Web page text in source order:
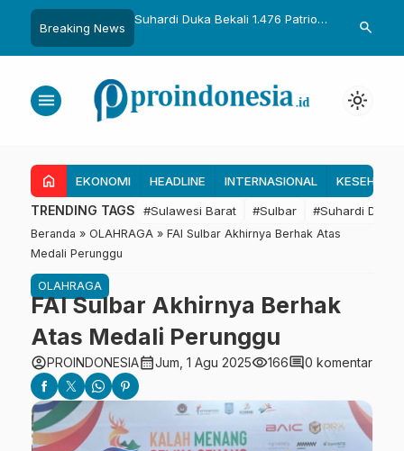
Breaking News
Gelar Sulo
Suhardi Duka Bekali 1.476 Patriot
Dasar Kebijakan Transmigrasi
Gubernur
untuk
search
menu light_mode
home EKONOMI HEADLINE INTERNASIONAL
TRENDING TAGS #Sulawesi Barat #Sulbar #Suhardi Duka
Beranda » OLAHRAGA » FAI Sulbar Akhirnya Berhak Atas
Medali Perunggu
OLAHRAGA
FAI Sulbar Akhirnya Berhak
Atas Medali Perunggu
account_circlePROINDONESIAcalendar_monthJum, 1 Agu 2025visibility166comment0 komentar